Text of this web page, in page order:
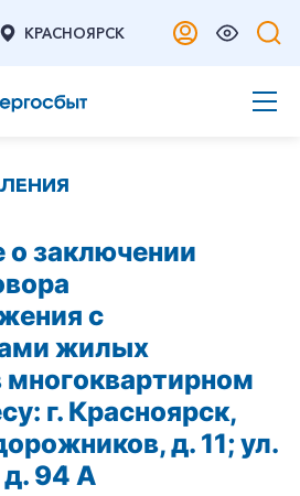
КРАСНОЯРСК
заключении
с
жилых
г. Красноярск,
д. 11; ул.
94 А